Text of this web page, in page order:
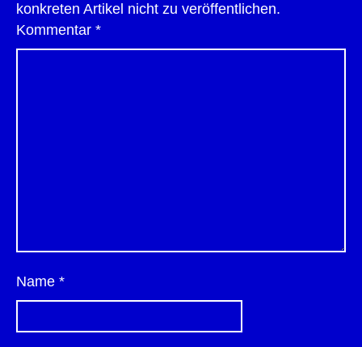
konkreten Artikel nicht zu veröffentlichen.
Kommentar *
Name *